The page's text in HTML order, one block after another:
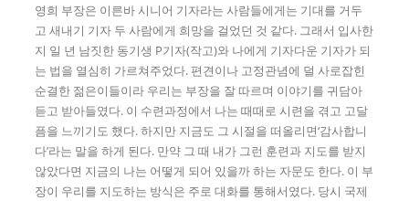
영희 부장은 이른바 시니어 기자라는 사람들에게는 기대를 거두
고 새내기 기자 두 사람에게 희망을 걸었던 것 같다. 그래서 입사한
지 일 년 남짓한 동기생 P기자(작고)와 나에게 기자다운 기자가 되
는 법을 열심히 가르쳐주었다. 편견이나 고정관념에 덜 사로잡힌
순결한 젊은이들이라 우리는 부장을 잘 따르며 이야기를 귀담아
듣고 받아들였다. 이 수련과정에서 나는 때때로 시련을 겪고 고달
픔을 느끼기도 했다. 하지만 지금도 그 시절을 떠올리면‘감사합니
다’라는 말을 하게 된다. 만약 그 때 내가 그런 훈련과 지도를 받지
않았다면 지금의 나는 어떻게 되어 있을까 하는 자문도 한다. 이 부
장이 우리를 지도하는 방식은 주로 대화를 통해서였다. 당시 국제